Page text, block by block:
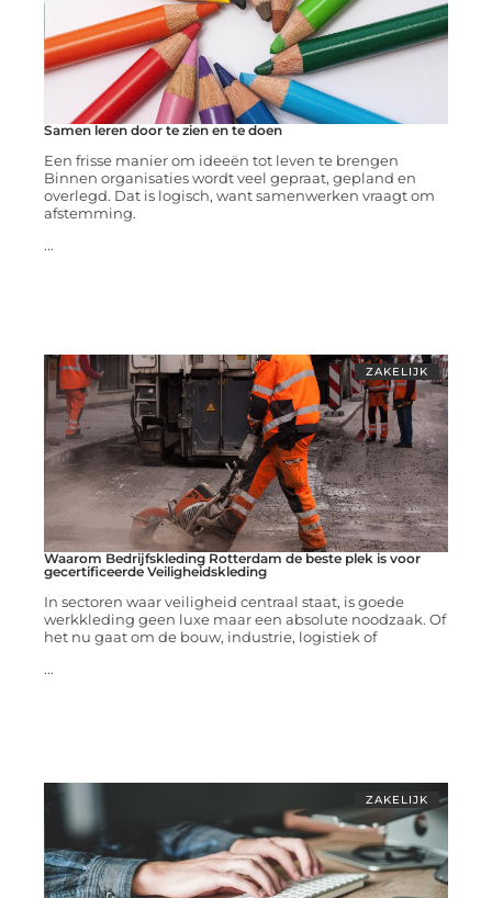
Samen leren door te zien en te doen
Een frisse manier om ideeën tot leven te brengen
Binnen organisaties wordt veel gepraat, gepland en
overlegd. Dat is logisch, want samenwerken vraagt om
afstemming.
...
ZAKELIJK
Waarom Bedrijfskleding Rotterdam de beste plek is voor
gecertificeerde Veiligheidskleding
In sectoren waar veiligheid centraal staat, is goede
werkkleding geen luxe maar een absolute noodzaak. Of
het nu gaat om de bouw, industrie, logistiek of
...
ZAKELIJK